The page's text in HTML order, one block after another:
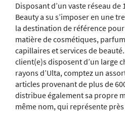
Disposant d’un vaste réseau de
Beauty a su s’imposer en une
la destination de référence
matière de cosmétiques,
capillaires et services de
client(e)s disposent d’un large
rayons d’Ulta, comptez un
articles provenant de plus de
distribue également sa propre
même nom, qui représente près